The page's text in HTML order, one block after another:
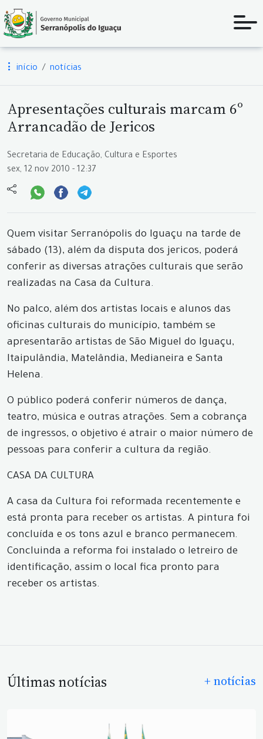
início notícias
Apresentações culturais marcam 6º
Arrancadão de Jericos
Secretaria de Educação, Cultura e Esportes
sex, 12 nov 2010 - 12:37
Quem visitar Serranópolis do Iguaçu na tarde de
sábado (13), além da disputa dos jericos, poderá
conferir as diversas atrações culturais que serão
realizadas na Casa da Cultura.
No palco, além dos artistas locais e alunos das
oficinas culturais do município, também se
apresentarão artistas de São Miguel do Iguaçu,
Itaipulândia, Matelândia, Medianeira e Santa
Helena.
O público poderá conferir números de dança,
teatro, música e outras atrações. Sem a cobrança
de ingressos, o objetivo é atrair o maior número de
pessoas para conferir a cultura da região.
CASA DA CULTURA
A casa da Cultura foi reformada recentemente e
está pronta para receber os artistas. A pintura foi
concluída e os tons azul e branco permanecem.
Concluinda a reforma foi instalado o letreiro de
identificação, assim o local fica pronto para
receber os artistas.
Últimas notícias + notícias